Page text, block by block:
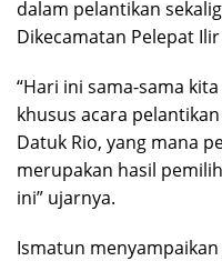
dalam pelantikan
Dikecamatan Pelepat Ilir
“Hari ini sama-sama
khusus acara
Datuk Rio, yang mana
merupakan hasil
ini” ujarnya.
Ismatun